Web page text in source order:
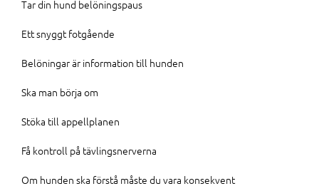
Tar din hund belöningspaus
Ett snyggt fotgående
Belöningar är information till hunden
Ska man börja om
Stöka till appellplanen
Få kontroll på tävlingsnerverna
Om hunden ska förstå måste du vara konsekvent